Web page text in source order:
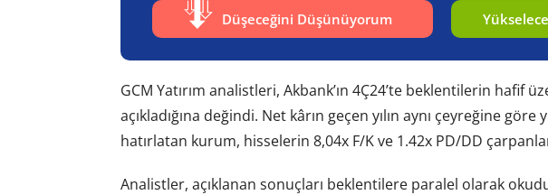
Düşeceğini Düşünüyorum
GCM Yatırım analistleri, Akbank’ın 4Ç24’te beklentilerin hafif
açıkladığına değindi. Net kârın geçen yılın aynı çeyreğine göre
hatırlatan kurum, hisselerin 8,04x F/K ve 1.42x PD/DD
Analistler, açıklanan sonuçları beklentilere paralel olarak